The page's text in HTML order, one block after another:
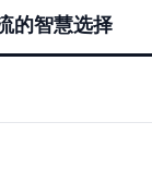
的智慧选择